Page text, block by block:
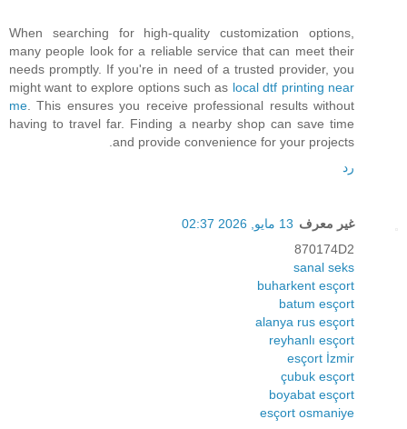
When searching for high-quality customization options,
many people look for a reliable service that can meet their
needs promptly. If you're in need of a trusted provider, you
might want to explore options such as local dtf printing near
me . This ensures you receive professional results without
having to travel far. Finding a nearby shop can save time
and provide convenience for your projects.
رد
غير معرف 13 مايو, 2026 02:37
870174D2
sanal seks
buharkent esçort
batum esçort
alanya rus esçort
reyhanlı esçort
esçort İzmir
çubuk esçort
boyabat esçort
esçort osmaniye